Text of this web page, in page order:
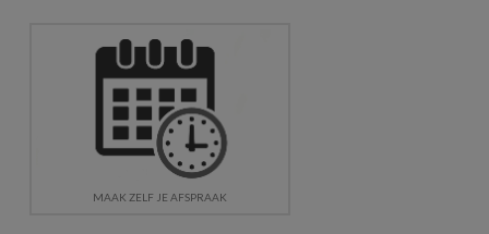
MAAK ZELF JE AFSPRAAK